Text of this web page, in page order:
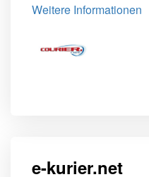
Weitere Informationen
e-kurier.net